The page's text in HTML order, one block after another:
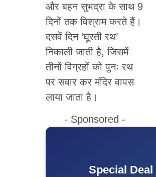
और बहन सुभद्रा के साथ 9
दिनों तक विश्राम करते हैं।
दसवें दिन ‘घूरती रथ’
निकाली जाती है, जिसमें
तीनों विग्रहों को पुनः रथ
पर सवार कर मंदिर वापस
लाया जाता है।
- Sponsored -
Special Deal